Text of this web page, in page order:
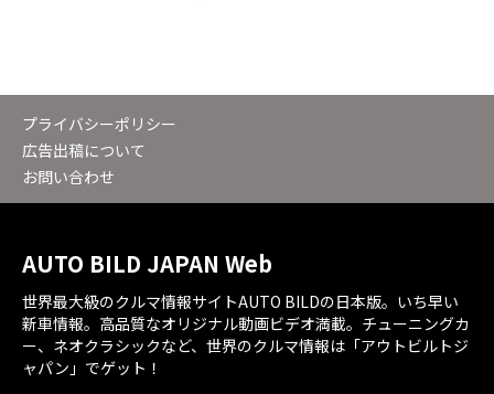
プライバシーポリシー
広告出稿について
お問い合わせ
AUTO BILD JAPAN Web
世界最大級のクルマ情報サイトAUTO BILDの日本版。いち早い
新車情報。高品質なオリジナル動画ビデオ満載。チューニングカ
ー、ネオクラシックなど、世界のクルマ情報は「アウトビルトジ
ャパン」でゲット！